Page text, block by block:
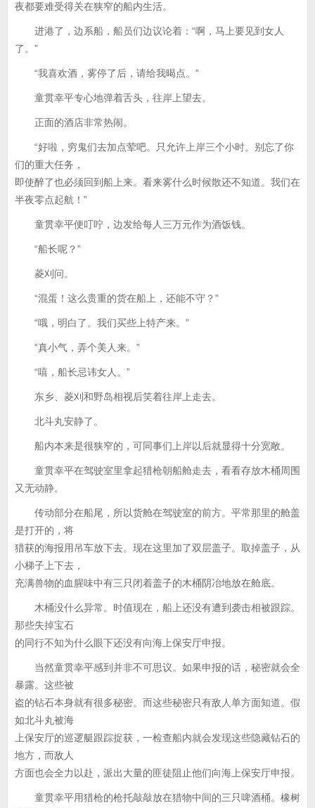
夜都要难受得关在狭窄的船内生活。
进港了，边系船，船员们边议论着：“啊，马上要见到女人
了。”
“我喜欢酒，雾停了后，请给我暍点。”
童贯幸平专心地弹着舌头，往岸上望去。
正面的酒店非常热闹。
“好啦，穷鬼们去加点荤吧。只允许上岸三个小时。别忘了你
们的重大任务，
即使醉了也必须回到船上来。看来雾什么时候散还不知道。我们在
半夜零点起航！”
童贯幸平便叮咛，边发给每人三万元作为酒饭钱。
“船长呢？”
菱刈问。
“混蛋！这么贵重的货在船上，还能不守？”
“哦，明白了。我们买些上特产来。”
“真小气，弄个美人来。”
“嘻，船长忌讳女人。”
东乡、菱刈和野岛相视后笑着往岸上走去。
北斗丸安静了。
船内本来是很狭窄的，可同事们上岸以后就显得十分宽敞。
童贯幸平在驾驶室里拿起猎枪朝船舱走去，看看存放木桶周围
又无动静。
传动部分在船尾，所以货舱在驾驶室的前方。平常那里的舱盖
是打开的，将
猎获的海报用吊车放下去。现在这里加了双层盖子。取掉盖子，从
小梯子上下去，
充满兽物的血腥味中有三只闭着盖子的木桶阴冶地放在舱底。
木桶没什么异常。时值现在，船上还没有遭到袭击相被跟踪。
那些失掉宝石
的同行不知为什么眼下还没有向海上保安厅申报。
当然童贯幸平感到并非不可思议。如果申报的话，秘密就会全
暴露。这些被
盗的钻石本身就有很多秘密。而这些秘密只有敌人单方面知道。假
如北斗丸被海
上保安厅的巡逻艇跟踪捉获，一检查船内就会发现这些隐藏钻石的
地方，而敌人
方面也会全力以赴，派出大量的匪徒阻止他们向海上保安厅申报。
童贯幸平用猎枪的枪托敲敲放在猎物中间的三只啤酒桶。橡树